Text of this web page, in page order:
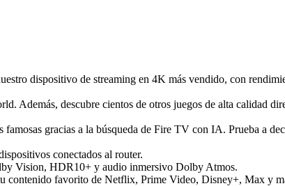
dispositivo de streaming en 4K más vendido, con
Además, descubre cientos de otros juegos de alta calidad
gracias a la búsqueda de Fire TV con IA. Prueba a
conectados al router.
Vision, HDR10+ y audio inmersivo Dolby Atmos.
favorito de Netflix, Prime Video, Disney+, Max y